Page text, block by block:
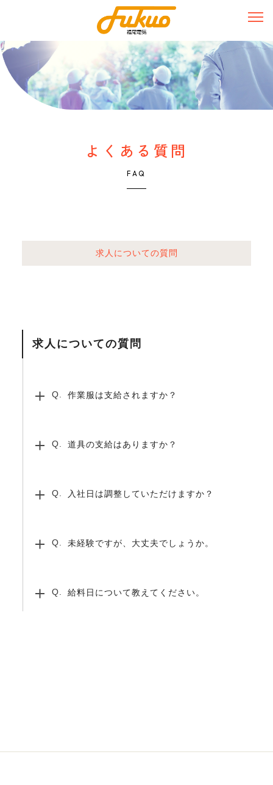
よくある質問
FAQ
求人についての質問
求人についての質問
作業服は支給されますか？
道具の支給はありますか？
入社日は調整していただけますか？
未経験ですが、大丈夫でしょうか。
給料日について教えてください。